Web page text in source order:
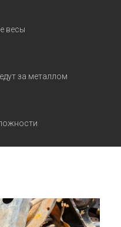
весы
за металлом